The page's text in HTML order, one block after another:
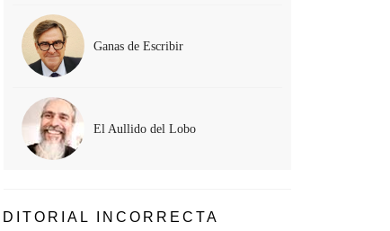
Ganas de Escribir
El Aullido del Lobo
INCORRECTA